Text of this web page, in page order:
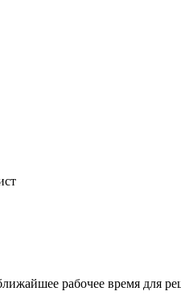
рабочее время для